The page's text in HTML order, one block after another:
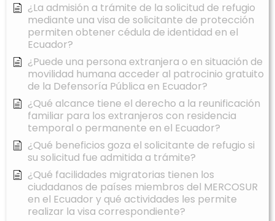
¿La admisión a trámite de la solicitud de refugio
mediante una visa de solicitante de protección
permiten obtener cédula de identidad en el
Ecuador?
¿Puede una persona extranjera o en situación de
movilidad humana acceder al patrocinio gratuito
de la Defensoría Pública en Ecuador?
¿Qué alcance tiene el derecho a la reunificación
familiar para los extranjeros con residencia
temporal o permanente en el Ecuador?
¿Qué beneficios goza el solicitante de refugio si
su solicitud fue admitida a trámite?
¿Qué facilidades migratorias tienen los
ciudadanos de países miembros del MERCOSUR
en el Ecuador y qué actividades les permite
realizar la visa correspondiente?